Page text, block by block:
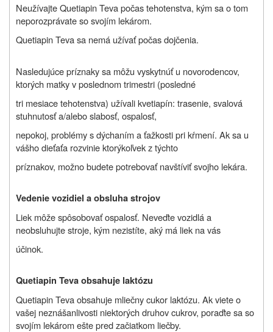
Neužívajte Quetiapin Teva počas tehotenstva, kým sa o tom
neporozprávate so svojím lekárom.
Quetiapin Teva sa nemá užívať počas dojčenia.
Nasledujúce príznaky sa môžu vyskytnúť u novorodencov,
ktorých matky v poslednom trimestri (posledné
tri mesiace tehotenstva) užívali kvetiapín: trasenie, svalová
stuhnutosť a/alebo slabosť, ospalosť,
nepokoj, problémy s dýchaním a ťažkosti pri kŕmení. Ak sa u
vášho dieťaťa rozvinie ktorýkoľvek z týchto
príznakov, možno budete potrebovať navštíviť svojho lekára.
Vedenie vozidiel a obsluha strojov
Liek môže spôsobovať ospalosť. Neveďte vozidlá a
neobsluhujte stroje, kým nezistíte, aký má liek na vás
účinok.
Quetiapin Teva obsahuje laktózu
Quetiapin Teva obsahuje mliečny cukor laktózu. Ak viete o
vašej neznášanlivosti niektorých druhov cukrov, poraďte sa so
svojím lekárom ešte pred začiatkom liečby.